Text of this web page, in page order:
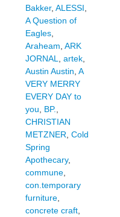
Bakker, ALESSI
A Question of
Eagles,
Araheam ARK
JORNAL
artek,
Austin Austin A
VERY MERRY
EVERY DAY to
you
BP.
CHRISTIAN
METZNER Cold
Spring
Apothecary,
commune,
con.temporary
furniture,
concrete craft,